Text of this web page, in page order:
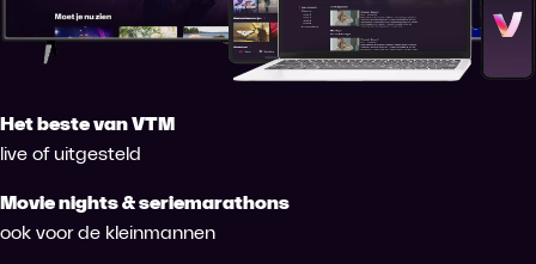
Het beste van VTM
live of uitgesteld
Movie nights & seriemarathons
ook voor de kleinmannen